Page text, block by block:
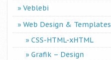
Veblebi
Web Design & Templates
CSS-HTML-xHTML
Grafik – Design